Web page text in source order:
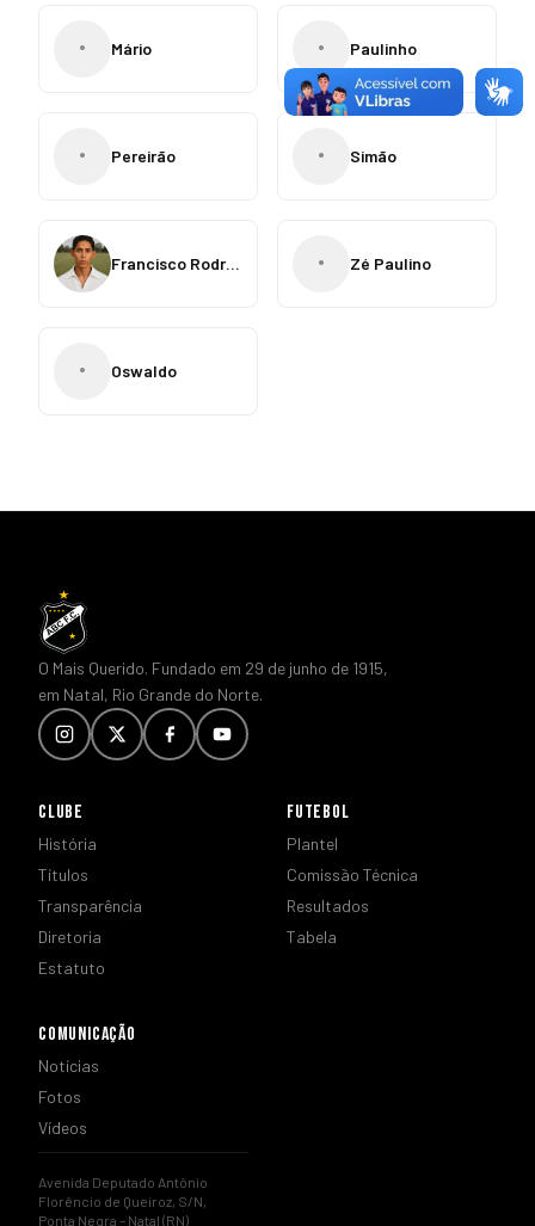
• Mário • Paulinho
• Pereirão • Simão
Francisco Rodrigues • Zé Paulino
• Oswaldo
O Mais Querido. Fundado em 29 de junho de 1915,
em Natal, Rio Grande do Norte.
CLUBE
História
Títulos
Transparência
Diretoria
Estatuto
FUTEBOL
Plantel
Comissão Técnica
Resultados
Tabela
COMUNICAÇÃO
Notícias
Fotos
Vídeos
Avenida Deputado Antônio
Florêncio de Queiroz, S/N,
Ponta Negra – Natal (RN)